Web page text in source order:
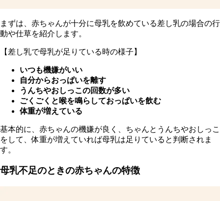
まずは、赤ちゃんが十分に母乳を飲めている差し乳の場合の行
動や仕草を紹介します。
【差し乳で母乳が足りている時の様子】
いつも機嫌がいい
自分からおっぱいを離す
うんちやおしっこの回数が多い
ごくごくと喉を鳴らしておっぱいを飲む
体重が増えている
基本的に、赤ちゃんの機嫌が良く、ちゃんとうんちやおしっこ
をして、体重が増えていれば母乳は足りていると判断されま
す。
母乳不足のときの赤ちゃんの特徴